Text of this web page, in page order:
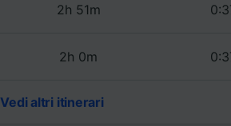
2h 51m
2h 0m
Vedi altri itinerari